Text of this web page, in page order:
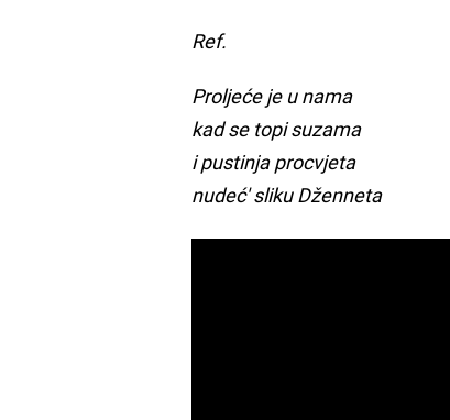
Ref.
Proljeće je u nama
kad se topi suzama
i pustinja procvjeta
nudeć' sliku Dženneta